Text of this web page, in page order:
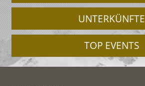
UNTERKÜNFTE
TOP EVENTS